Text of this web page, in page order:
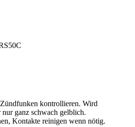
kontrollieren. Wird
ganz schwach gelblich.
Kontakte reinigen wenn nötig.